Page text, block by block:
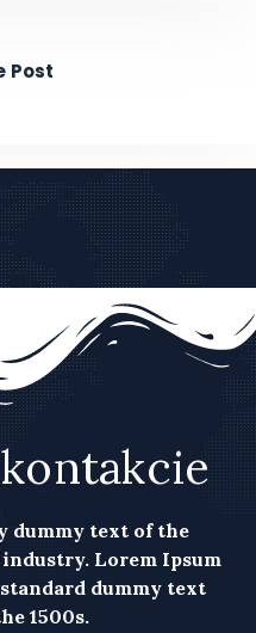
Post
dummy text of the
Lorem Ipsum
dummy text
1500s.